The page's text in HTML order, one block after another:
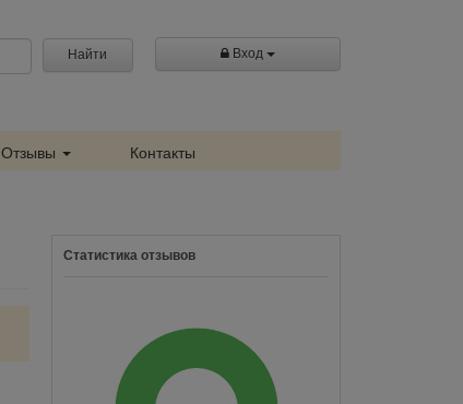
Найти Вход
Отзывы Контакты
Статистика отзывов